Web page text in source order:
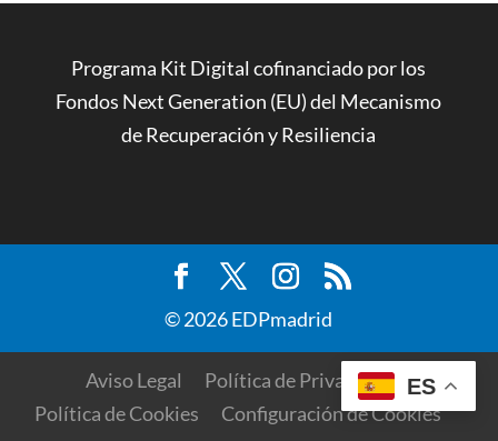
Programa Kit Digital cofinanciado por los
Fondos Next Generation (EU) del Mecanismo
de Recuperación y Resiliencia
© 2026 EDPmadrid
ES
Aviso Legal
Política de Privacidad
Política de Cookies
Configuración de Cookies